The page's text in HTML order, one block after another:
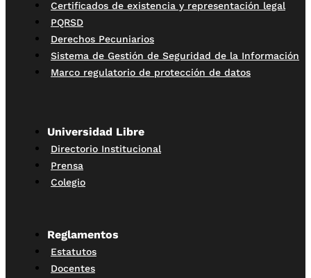
Certificados de existencia y representación legal
PQRSD
Derechos Pecuniarios
Sistema de Gestión de Seguridad de la Información
Marco regulatorio de protección de datos
Universidad Libre
Directorio Institucional
Prensa
Colegio
Reglamentos
Estatutos
Docentes